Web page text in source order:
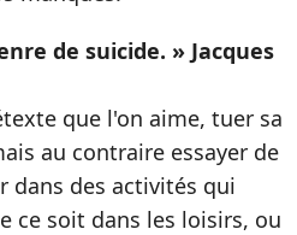
de suicide. » Jacques
que l'on aime, tuer sa
au contraire essayer de
dans des activités qui
ce soit dans les loisirs, ou